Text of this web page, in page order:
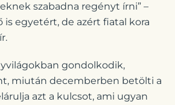
szabadna regényt írni” –
is egyetért, de azért fiatal kora
gondolkodik,
miután decemberben betölti a
azt a kulcsot, ami ugyan